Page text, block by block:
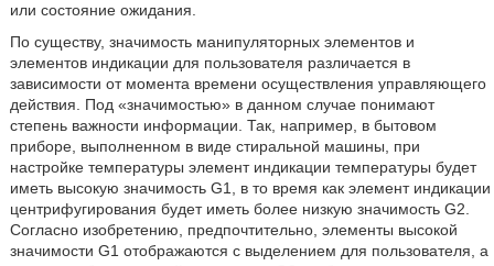
или состояние ожидания.
По существу, значимость манипуляторных элементов и
элементов индикации для пользователя различается в
зависимости от момента времени осуществления управляющего
действия. Под «значимостью» в данном случае понимают
степень важности информации. Так, например, в бытовом
приборе, выполненном в виде стиральной машины, при
настройке температуры элемент индикации температуры будет
иметь высокую значимость G1, в то время как элемент индикации
центрифугирования будет иметь более низкую значимость G2.
Согласно изобретению, предпочтительно, элементы высокой
значимости G1 отображаются с выделением для пользователя, а